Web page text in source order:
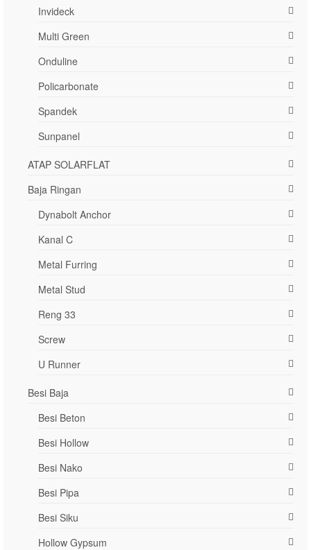
Invideck
Multi Green
Onduline
Policarbonate
Spandek
Sunpanel
ATAP SOLARFLAT
Baja Ringan
Dynabolt Anchor
Kanal C
Metal Furring
Metal Stud
Reng 33
Screw
U Runner
Besi Baja
Besi Beton
Besi Hollow
Besi Nako
Besi Pipa
Besi Siku
Hollow Gypsum